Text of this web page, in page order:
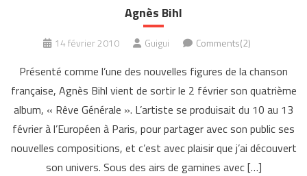
Agnès Bihl
14 février 2010 Guigui Comments(2)
Présenté comme l’une des nouvelles figures de la chanson
française, Agnès Bihl vient de sortir le 2 février son quatrième
album, « Rêve Générale ». L’artiste se produisait du 10 au 13
février à l’Européen à Paris, pour partager avec son public ses
nouvelles compositions, et c’est avec plaisir que j’ai découvert
son univers. Sous des airs de gamines avec […]